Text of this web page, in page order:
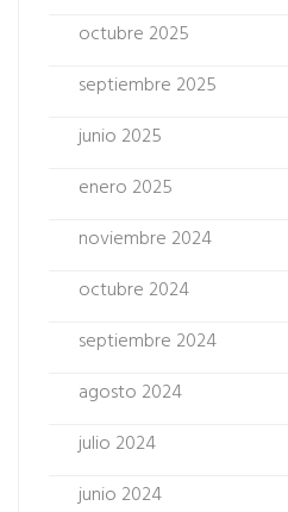
octubre 2025
septiembre 2025
junio 2025
enero 2025
noviembre 2024
octubre 2024
septiembre 2024
agosto 2024
julio 2024
junio 2024